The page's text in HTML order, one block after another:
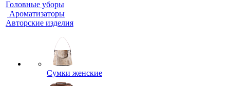
Головные уборы
Ароматизаторы
Авторские изделия
Сумки женские